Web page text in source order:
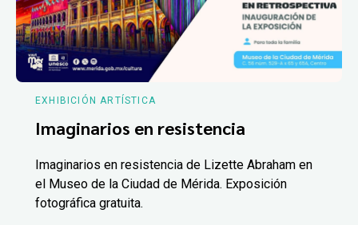
EXHIBICIÓN ARTÍSTICA
Imaginarios en resistencia
Imaginarios en resistencia de Lizette Abraham en
el Museo de la Ciudad de Mérida. Exposición
fotográfica gratuita.